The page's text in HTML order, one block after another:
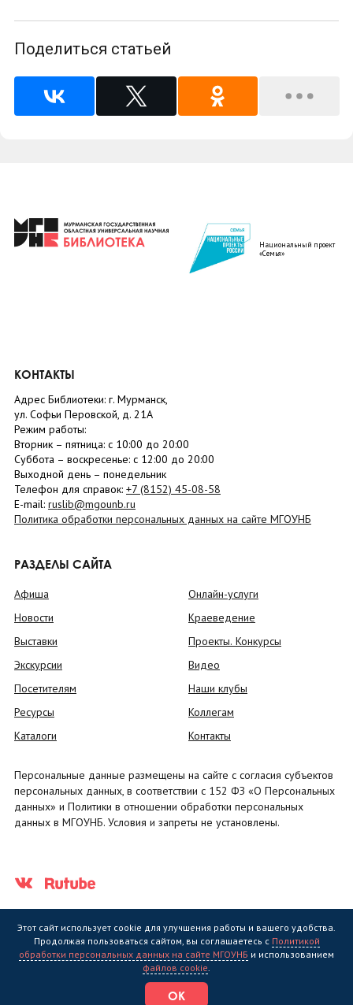
Поделиться статьей
Национальный проект
«Семья»
КОНТАКТЫ
Адрес Библиотеки: г. Мурманск,
ул. Софьи Перовской, д. 21А
Режим работы:
Вторник – пятница: с 10:00 до 20:00
Суббота – воскресенье: c 12:00 до 20:00
Выходной день – понедельник
Телефон для справок: +7 (8152) 45-08-58
E-mail: ruslib@mgounb.ru
Политика обработки персональных данных на сайте МГОУНБ
РАЗДЕЛЫ САЙТА
Афиша
Новости
Выставки
Экскурсии
Посетителям
Ресурсы
Каталоги
Онлайн-услуги
Краеведение
Проекты. Конкурсы
Видео
Наши клубы
Коллегам
Контакты
Персональные данные размещены на сайте с согласия субъектов
персональных данных, в соответствии с 152 ФЗ «О Персональных
данных» и Политики в отношении обработки персональных
данных в МГОУНБ. Условия и запреты не установлены.
Государственное областное бюджетное учреждение культуры
библиотека" (МГОУНБ) © 2006 - 2026
Этот сайт использует cookie для улучшения работы и вашего удобства.
Продолжая пользоваться сайтом, вы соглашаетесь с Политикой
обработки персональных данных на сайте МГОУНБ и использованием
файлов cookie.
ОК